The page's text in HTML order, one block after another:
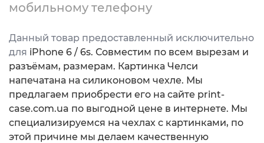
мобильному телефону
Данный товар предоставленный исключительно
для iPhone 6 / 6s. Совместим по всем вырезам и
разъёмам, размерам. Картинка Челси
напечатана на силиконовом чехле. Мы
предлагаем приобрести его на сайте print-
case.com.ua по выгодной цене в интернете. Мы
специализируемся на чехлах с картинками, по
этой причине мы делаем качественную